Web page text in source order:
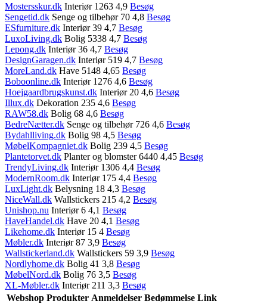
Mostersskur.dk Interiør 1263 4,9 Besøg
Sengetid.dk Senge og tilbehør 70 4,8 Besøg
ESfurniture.dk Interiør 39 4,7 Besøg
LuxoLiving.dk Bolig 5338 4,7 Besøg
Lepong.dk Interiør 36 4,7 Besøg
DesignGaragen.dk Interiør 519 4,7 Besøg
MoreLand.dk Have 5148 4,65 Besøg
Boboonline.dk Interiør 1276 4,6 Besøg
Hoejgaardbrugskunst.dk Interiør 20 4,6 Besøg
Illux.dk Dekoration 235 4,6 Besøg
RAW58.dk Bolig 68 4,6 Besøg
BedreNætter.dk Senge og tilbehør 726 4,6 Besøg
Bydahlliving.dk Bolig 98 4,5 Besøg
MøbelKompagniet.dk Bolig 239 4,5 Besøg
Plantetorvet.dk Planter og blomster 6440 4,45 Besøg
TrendyLiving.dk Interiør 1306 4,4 Besøg
ModernRoom.dk Interiør 175 4,4 Besøg
LuxLight.dk Belysning 18 4,3 Besøg
NiceWall.dk Wallstickers 215 4,2 Besøg
Unishop.nu Interiør 6 4,1 Besøg
HaveHandel.dk Have 20 4,1 Besøg
Likehome.dk Interiør 15 4 Besøg
Møbler.dk Interiør 87 3,9 Besøg
Wallstickerland.dk Wallstickers 59 3,9 Besøg
Nordlyhome.dk Bolig 41 3,8 Besøg
MøbelNord.dk Bolig 76 3,5 Besøg
XL-Møbler.dk Interiør 211 3,3 Besøg
Webshop Produkter Anmeldelser Bedømmelse Link